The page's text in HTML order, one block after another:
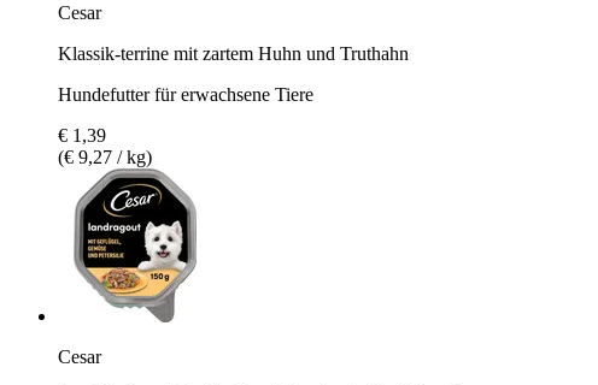
Cesar
Klassik-terrine mit zartem Huhn und Truthahn
Hundefutter für erwachsene Tiere
€ 1,39
(€ 9,27 / kg)
Cesar